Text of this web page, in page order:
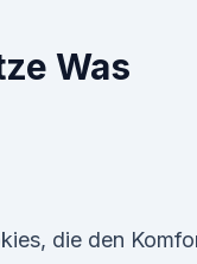
Was
die den